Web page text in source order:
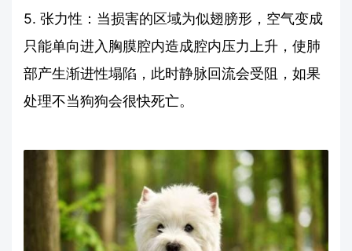
5. 张力性：当损害的区域为似翅膀形，空气变成
只能单向进入胸膜腔内造成腔内压力上升，使肺
部产生渐进性塌陷，此时静脉回流会受阻，如果
处理不当狗狗会很快死亡。